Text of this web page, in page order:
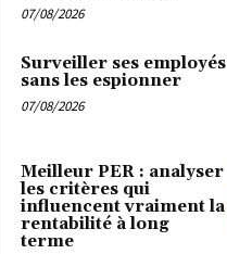
07/08/2026
Surveiller ses employés
sans les espionner
07/08/2026
Meilleur PER : analyser
les critères qui
influencent vraiment la
rentabilité à long
terme